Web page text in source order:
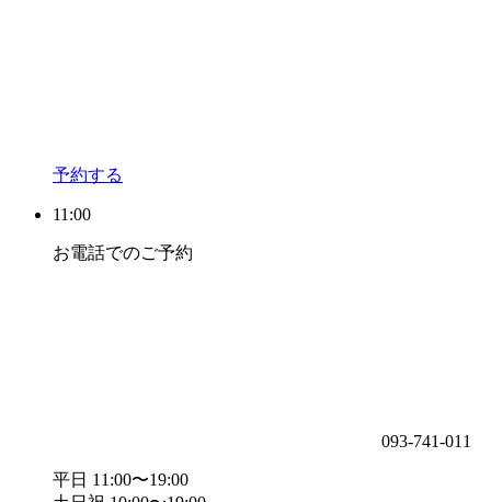
予約する
11:00
お電話でのご予約
093-741-011
平日 11:00〜19:00